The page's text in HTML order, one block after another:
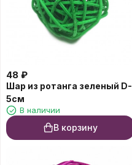
48 ₽
Шар из ротанга зеленый D-
5см
В наличии
В корзину